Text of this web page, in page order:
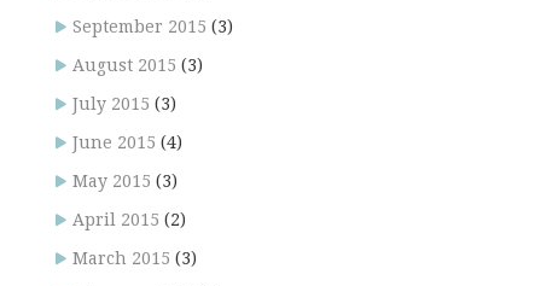
September 2015 (3)
August 2015 (3)
July 2015 (3)
June 2015 (4)
May 2015 (3)
April 2015 (2)
March 2015 (3)